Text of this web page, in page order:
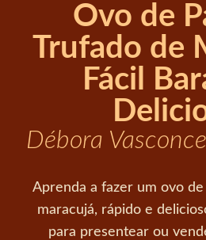
Ovo de
Trufado de
Fácil
Débora
Aprenda a fazer um ovo
maracujá, rápido e
para presentear ou